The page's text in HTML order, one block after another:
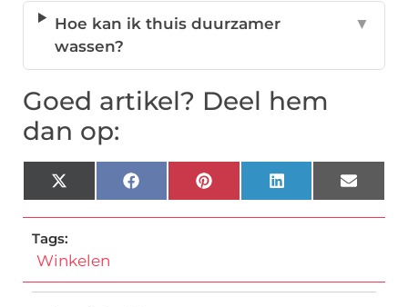
Hoe kan ik thuis duurzamer
wassen?
▼
Goed artikel? Deel hem
dan op:
X
(Twitter)
FacebookPinterestLinkedInEmail
Tags:
Winkelen